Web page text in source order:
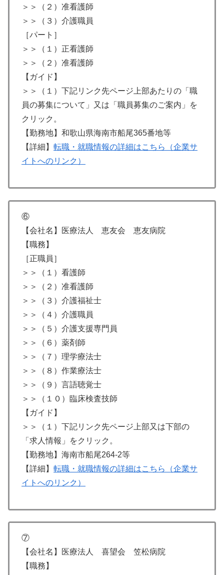
＞＞（２）准看護師
＞＞（３）介護職員
［パート］
＞＞（１）正看護師
＞＞（２）准看護師
【ガイド】
＞＞（１）下記リンク先ページ上部あたりの「職
員の募集について」又は「職員募集のご案内」を
クリック。
【勤務地】和歌山県海南市船尾365番地等
【詳細】 転職・就職情報の詳細はこちら（企業サ
イトへのリンク）
⑥
【会社名】医療法人 恵友会 恵友病院
【職務】
［正職員］
＞＞（１）看護師
＞＞（２）准看護師
＞＞（３）介護福祉士
＞＞（４）介護職員
＞＞（５）介護支援専門員
＞＞（６）薬剤師
＞＞（７）理学療法士
＞＞（８）作業療法士
＞＞（９）言語聴覚士
＞＞（１０）臨床検査技師
【ガイド】
＞＞（１）下記リンク先ページ上部又は下部の
「求人情報」をクリック。
【勤務地】海南市船尾264-2等
【詳細】 転職・就職情報の詳細はこちら（企業サ
イトへのリンク）
⑦
【会社名】医療法人 喜望会 笠松病院
【職務】